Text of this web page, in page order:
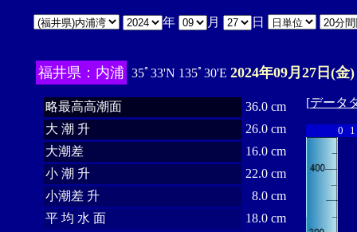
年 月 日
福井県：内浦 35ﾟ33'N 135ﾟ30'E 2024年09月27日(金)
略最高高潮面
36.0 cm
大 潮 升
26.0 cm
大潮差
16.0 cm
小 潮 升
22.0 cm
小潮差 升
8.0 cm
平 均 水 面
18.0 cm
[データ
0 1